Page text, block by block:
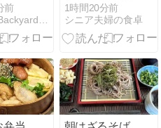
前
Kyoko's Backyard アメリカで田舎暮らし
しだけ！
1時間20分前
シニア夫婦の食卓